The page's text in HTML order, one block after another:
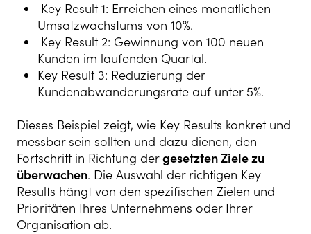
Key Result 1: Erreichen eines monatlichen
Umsatzwachstums von 10%.
Key Result 2: Gewinnung von 100 neuen
Kunden im laufenden Quartal.
Key Result 3: Reduzierung der
Kundenabwanderungsrate auf unter 5%.
Dieses Beispiel zeigt, wie Key Results konkret und
messbar sein sollten und dazu dienen, den
Fortschritt in Richtung dergesetzten Ziele zu
überwachen. Die Auswahl der richtigen Key
Results hängt von den spezifischen Zielen und
Prioritäten Ihres Unternehmens oder Ihrer
Organisation ab.